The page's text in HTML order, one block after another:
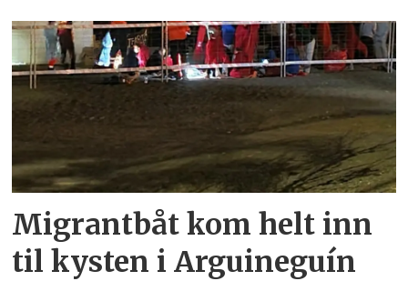
Migrantbåt kom helt inn
til kysten i Arguineguín